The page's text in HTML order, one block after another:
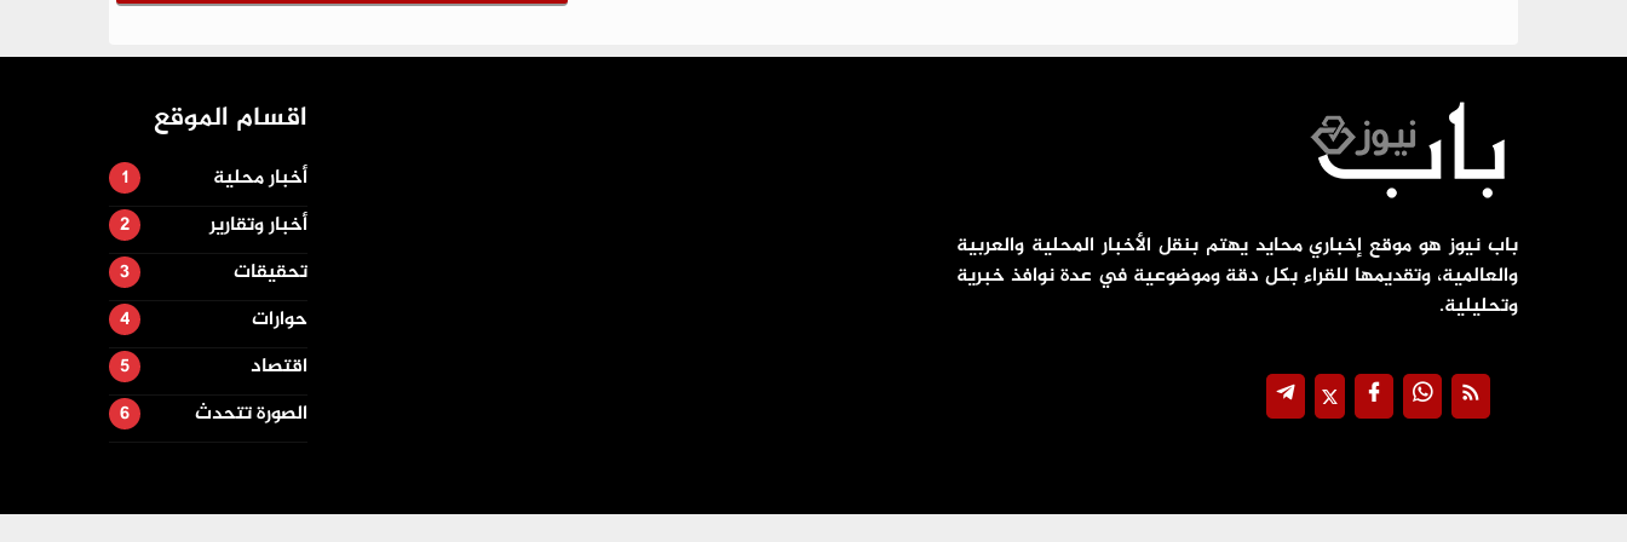
باب نيوز هو موقع إخباري محايد يهتم بنقل الأخبار المحلية والعربية
والعالمية، وتقديمها للقراء بكل دقة وموضوعية في عدة نوافذ خبرية
وتحليلية.
اقسام الموقع
أخبار محلية
أخبار وتقارير
تحقيقات
حوارات
اقتصاد
الصورة تتحدث